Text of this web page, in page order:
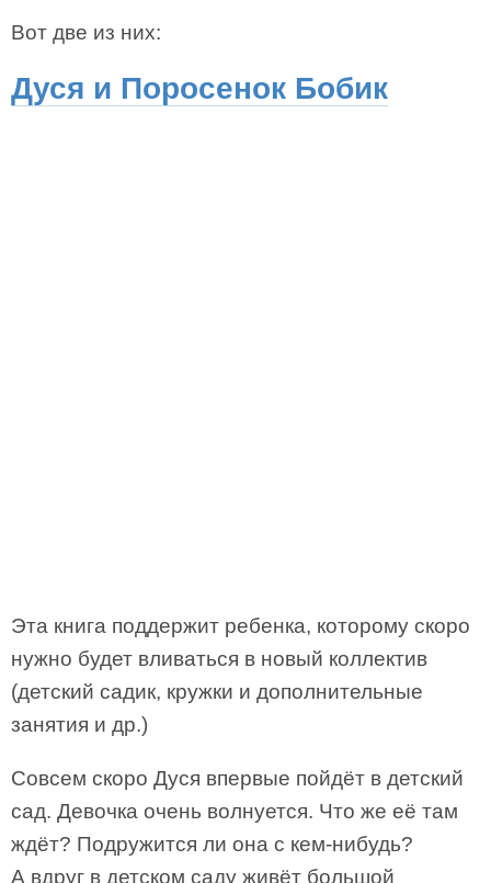
Вот две из них:
Дуся и Поросенок Бобик
Эта книга поддержит ребенка, которому скоро
нужно будет вливаться в новый коллектив
(детский садик, кружки и дополнительные
занятия и др.)
Совсем скоро Дуся впервые пойдёт в детский
сад. Девочка очень волнуется. Что же её там
ждёт? Подружится ли она с кем-нибудь?
А вдруг в детском саду живёт большой